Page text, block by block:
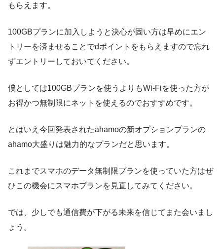
もらえます。
100GBプランに加入しようと決心が固い方は早めにエン
トリーを済ませることでdポイントをもらえますので忘れ
ずエントリーしておいてください。
僕としては100GBプランを使うよりもWi-Fiを使った方が
お得かつ無制限にネットを使えるのでおすすめです。
とはいえ今回発表されたahamoの新オプションプランの
ahamo大盛りは魅力的なプランだと思います。
これまでスマホのデータ無制限プランを使っていた方はぜ
ひこの機会にスマホプランを見直してみてください。
では、少しでも通信費が下がる未来を信じてまた会いまし
ょう。